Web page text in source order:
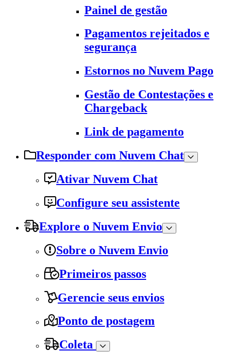
Painel de gestão
Pagamentos rejeitados e
segurança
Estornos no Nuvem Pago
Gestão de Contestações e
Chargeback
Link de pagamento
Responder com Nuvem Chat
Ativar Nuvem Chat
Configure seu assistente
Explore o Nuvem Envio
Sobre o Nuvem Envio
Primeiros passos
Gerencie seus envios
Ponto de postagem
Coleta